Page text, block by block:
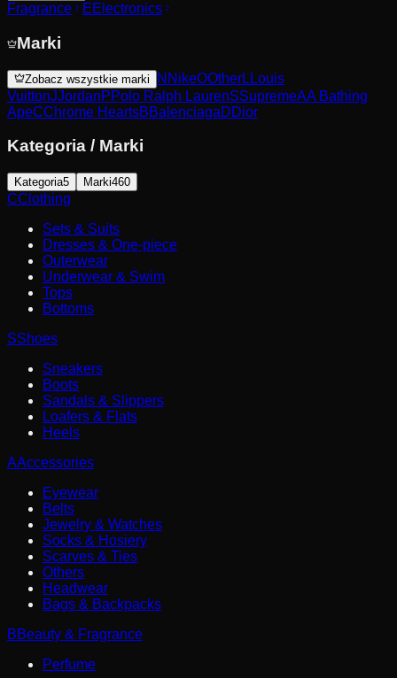
Fragrance
EElectronics
Marki
Zobacz wszystkie marki N NikeOOtherL Louis
VuittonJJordanPPolo Ralph LaurenSSupremeAA Bathing
ApeCChrome HeartsBBalenciagaDDior
Kategoria / Marki
Kategoria5 Marki460
CClothing
Sets & Suits
Dresses & One-piece
Outerwear
Underwear & Swim
Tops
Bottoms
SShoes
Sneakers
Boots
Sandals & Slippers
Loafers & Flats
Heels
AAccessories
Eyewear
Belts
Jewelry & Watches
Socks & Hosiery
Scarves & Ties
Others
Headwear
Bags & Backpacks
BBeauty & Fragrance
Perfume